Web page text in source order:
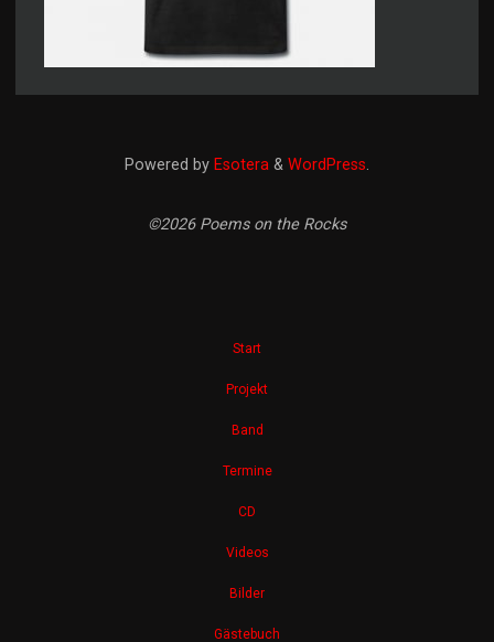
Powered by Esotera & WordPress.
©2026 Poems on the Rocks
Start
Projekt
Band
Termine
CD
Videos
Bilder
Gästebuch